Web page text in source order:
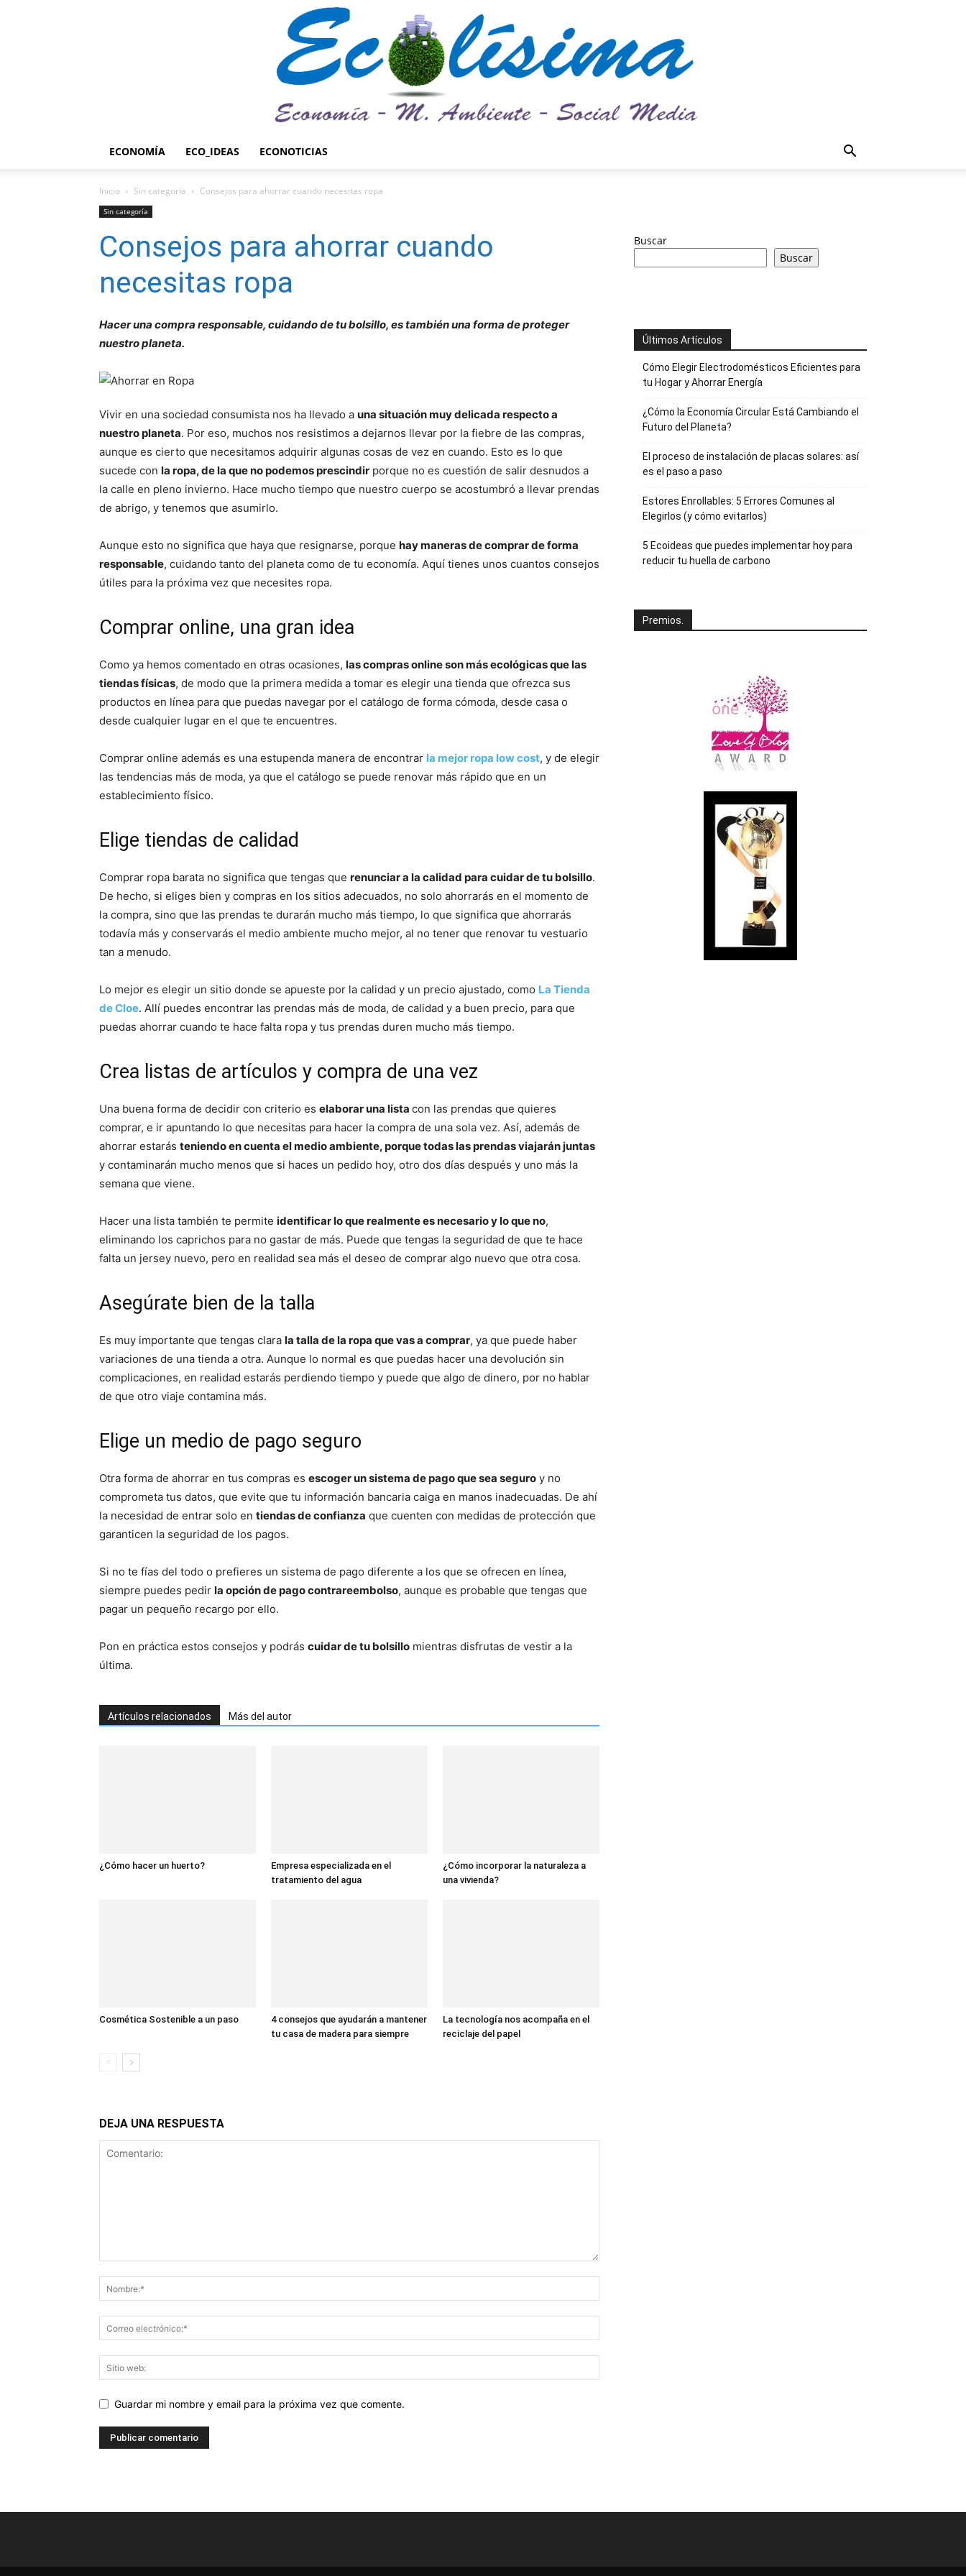
economia.
ECONOMÍA ECO_IDEAS ECONOTICIAS
Inicio Sin categoría Consejos para ahorrar cuando necesitas ropa
Sin categoría
Consejos para ahorrar cuando
necesitas ropa
Hacer una compra responsable, cuidando de tu bolsillo, es también una forma de proteger
nuestro planeta.
Vivir en una sociedad consumista nos ha llevado a una situación muy delicada respecto a
nuestro planeta. Por eso, muchos nos resistimos a dejarnos llevar por la fiebre de las compras,
aunque es cierto que necesitamos adquirir algunas cosas de vez en cuando. Esto es lo que
sucede con la ropa, de la que no podemos prescindir porque no es cuestión de salir desnudos a
la calle en pleno invierno. Hace mucho tiempo que nuestro cuerpo se acostumbró a llevar prendas
de abrigo, y tenemos que asumirlo.
Aunque esto no significa que haya que resignarse, porque hay maneras de comprar de forma
responsable, cuidando tanto del planeta como de tu economía. Aquí tienes unos cuantos consejos
útiles para la próxima vez que necesites ropa.
Comprar online, una gran idea
Como ya hemos comentado en otras ocasiones, las compras online son más ecológicas que las
tiendas físicas, de modo que la primera medida a tomar es elegir una tienda que ofrezca sus
productos en línea para que puedas navegar por el catálogo de forma cómoda, desde casa o
desde cualquier lugar en el que te encuentres.
Comprar online además es una estupenda manera de encontrar la mejor ropa low cost, y de elegir
las tendencias más de moda, ya que el catálogo se puede renovar más rápido que en un
establecimiento físico.
Elige tiendas de calidad
Comprar ropa barata no significa que tengas que renunciar a la calidad para cuidar de tu bolsillo.
De hecho, si eliges bien y compras en los sitios adecuados, no solo ahorrarás en el momento de
la compra, sino que las prendas te durarán mucho más tiempo, lo que significa que ahorrarás
todavía más y conservarás el medio ambiente mucho mejor, al no tener que renovar tu vestuario
tan a menudo.
Lo mejor es elegir un sitio donde se apueste por la calidad y un precio ajustado, como La Tienda
de Cloe. Allí puedes encontrar las prendas más de moda, de calidad y a buen precio, para que
puedas ahorrar cuando te hace falta ropa y tus prendas duren mucho más tiempo.
Crea listas de artículos y compra de una vez
Una buena forma de decidir con criterio es elaborar una lista con las prendas que quieres
comprar, e ir apuntando lo que necesitas para hacer la compra de una sola vez. Así, además de
ahorrar estarás teniendo en cuenta el medio ambiente, porque todas las prendas viajarán juntas
y contaminarán mucho menos que si haces un pedido hoy, otro dos días después y uno más la
semana que viene.
Hacer una lista también te permite identificar lo que realmente es necesario y lo que no,
eliminando los caprichos para no gastar de más. Puede que tengas la seguridad de que te hace
falta un jersey nuevo, pero en realidad sea más el deseo de comprar algo nuevo que otra cosa.
Asegúrate bien de la talla
Es muy importante que tengas clara la talla de la ropa que vas a comprar, ya que puede haber
variaciones de una tienda a otra. Aunque lo normal es que puedas hacer una devolución sin
complicaciones, en realidad estarás perdiendo tiempo y puede que algo de dinero, por no hablar
de que otro viaje contamina más.
Elige un medio de pago seguro
Otra forma de ahorrar en tus compras es escoger un sistema de pago que sea seguro y no
comprometa tus datos, que evite que tu información bancaria caiga en manos inadecuadas. De ahí
la necesidad de entrar solo en tiendas de confianza que cuenten con medidas de protección que
garanticen la seguridad de los pagos.
Si no te fías del todo o prefieres un sistema de pago diferente a los que se ofrecen en línea,
siempre puedes pedir la opción de pago contrareembolso, aunque es probable que tengas que
pagar un pequeño recargo por ello.
Pon en práctica estos consejos y podrás cuidar de tu bolsillo mientras disfrutas de vestir a la
última.
Artículos relacionados Más del autor
¿Cómo hacer un huerto?
Empresa especializada en el
tratamiento del agua
¿Cómo incorporar la naturaleza a
una vivienda?
Cosmética Sostenible a un paso
4 consejos que ayudarán a mantener
tu casa de madera para siempre
La tecnología nos acompaña en el
reciclaje del papel
DEJA UNA RESPUESTA
Guardar mi nombre y email para la próxima vez que comente.
Buscar
Buscar
Últimos Artículos
Cómo Elegir Electrodomésticos Eficientes para
tu Hogar y Ahorrar Energía
¿Cómo la Economía Circular Está Cambiando el
Futuro del Planeta?
El proceso de instalación de placas solares: así
es el paso a paso
Estores Enrollables: 5 Errores Comunes al
Elegirlos (y cómo evitarlos)
5 Ecoideas que puedes implementar hoy para
reducir tu huella de carbono
Premios.